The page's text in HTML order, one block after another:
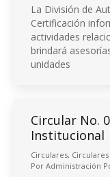
La División de
Certificación
actividades
brindará
unidades
Circular No.
Institucional
Circulares,
Por Administración